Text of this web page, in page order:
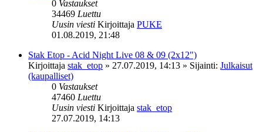
0 Vastaukset
34469 Luettu
Uusin viesti Kirjoittaja PUKE
01.08.2019, 21:48
Stak Etop - Acid Night Live 08 & 09 (2x12")
Kirjoittaja stak_etop » 27.07.2019, 14:13 » Sijainti: Julkaisut
(kaupalliset)
0 Vastaukset
47460 Luettu
Uusin viesti Kirjoittaja stak_etop
27.07.2019, 14:13